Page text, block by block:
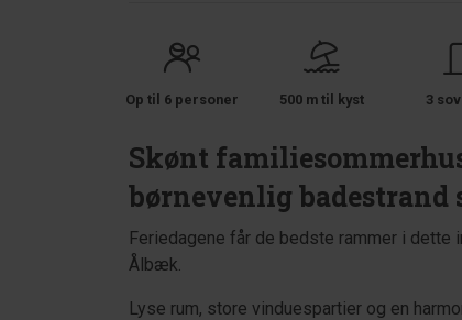
Op til 6 personer 500 m til kyst 3
Skønt
børnevenlig
Feriedagene får de bedste rammer i
Ålbæk.
Lyse rum, store vinduespartier og en